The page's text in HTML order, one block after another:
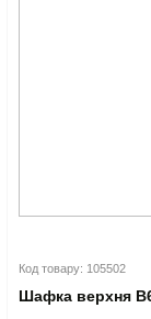
Код товару: 105502
Шафка верхня